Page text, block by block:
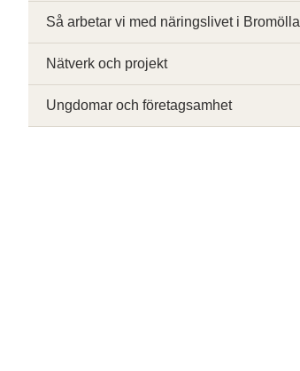
Så arbetar vi med näringslivet i Bromölla
Nätverk och projekt
Ungdomar och företagsamhet